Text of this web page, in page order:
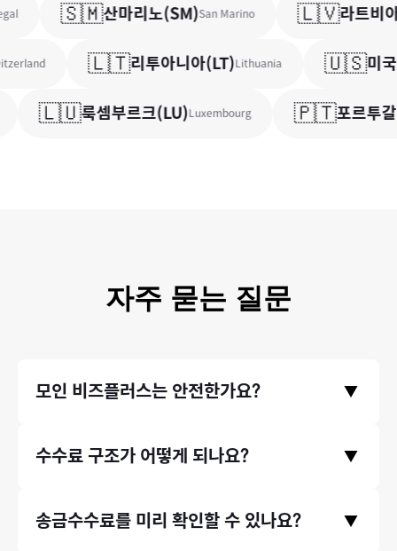
🇸🇲산마리노(SM)San Marino 🇱🇻라트비아(
🇱🇹리투아니아(LT)Lithuania 🇺🇸미국(
🇱🇺룩셈부르크(LU)Luxembourg 🇵🇹포르투갈(
자주 묻는 질문
모인 비즈플러스는 안전한가요? ▼
의 모든 거래는 한국은행/금융감독원에 보고되며 감독 됩니다. 이
아니라, 지그재그, 에이블리와 같은 기업들에서도 모인 서비스를
수수료 구조가 어떻게 되나요? ▼
직 송금기관 수수료만 받고있습니다. 따라서 송금 시 발생하는 수
송금수수료를 미리 확인할 수 있나요? ▼